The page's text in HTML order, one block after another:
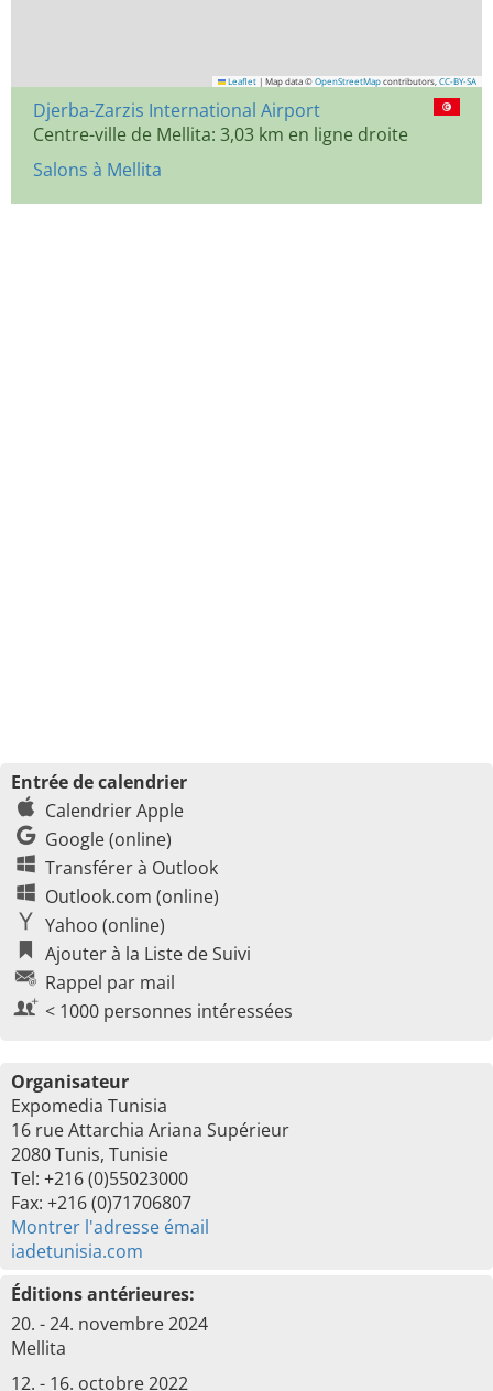
Leaflet | Map data © OpenStreetMap contributors, CC-BY-SA
Djerba-Zarzis International Airport
Centre-ville de Mellita: 3,03 km en ligne droite
Salons à Mellita
Entrée de calendrier
Calendrier Apple
Google (online)
Transférer à Outlook
Outlook.com (online)
Yahoo (online)
Ajouter à la Liste de Suivi
Rappel par mail
< 1000 personnes intéressées
Organisateur
Expomedia Tunisia
16 rue Attarchia Ariana Supérieur
2080 Tunis, Tunisie
Tel: +216 (0)55023000
Fax: +216 (0)71706807
Montrer l'adresse émail
iadetunisia.com
Éditions antérieures:
20. - 24. novembre 2024
Mellita
12. - 16. octobre 2022